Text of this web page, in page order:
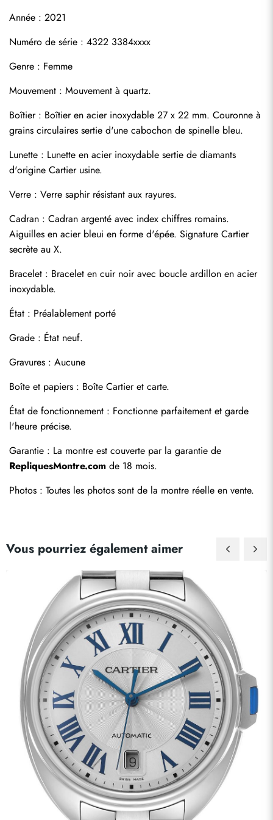
Année : 2021
Numéro de série : 4322 3384xxxx
Genre : Femme
Mouvement : Mouvement à quartz.
Boîtier : Boîtier en acier inoxydable 27 x 22 mm. Couronne à
grains circulaires sertie d'une cabochon de spinelle bleu.
Lunette : Lunette en acier inoxydable sertie de diamants
d'origine Cartier usine.
Verre : Verre saphir résistant aux rayures.
Cadran : Cadran argenté avec index chiffres romains.
Aiguilles en acier bleui en forme d'épée. Signature Cartier
secrète au X.
Bracelet : Bracelet en cuir noir avec boucle ardillon en acier
inoxydable.
État : Préalablement porté
Grade : État neuf.
Gravures : Aucune
Boîte et papiers : Boîte Cartier et carte.
État de fonctionnement : Fonctionne parfaitement et garde
l'heure précise.
RepliquesMontre.com de 18 mois.
Photos : Toutes les photos sont de la montre réelle en vente.
Vous pourriez également aimer
Envoyer